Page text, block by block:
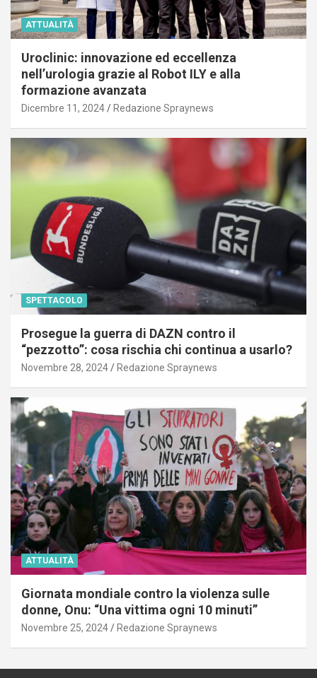
ATTUALITÀ
Uroclinic: innovazione ed eccellenza
nell’urologia grazie al Robot ILY e alla
formazione avanzata
Dicembre 11, 2024 Redazione Spraynews
SPETTACOLO
Prosegue la guerra di DAZN contro il
“pezzotto”: cosa rischia chi continua a usarlo?
Novembre 28, 2024 Redazione Spraynews
ATTUALITÀ
Giornata mondiale contro la violenza sulle
donne, Onu: “Una vittima ogni 10 minuti”
Novembre 25, 2024 Redazione Spraynews